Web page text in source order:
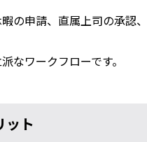
の申請、直属上司の承認
なワークフローです。
ット